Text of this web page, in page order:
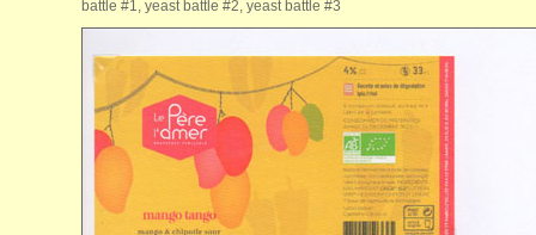
battle #1, yeast battle #2, yeast battle #3